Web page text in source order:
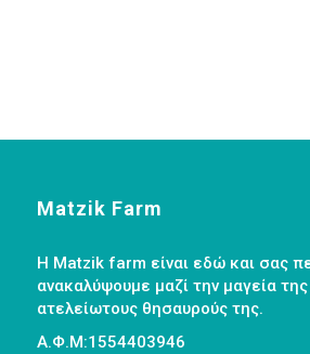
Matzik Farm
Η Matzik farm είναι εδώ και σας
ανακαλύψουμε μαζί την μαγεία
ατελείωτους θησαυρούς της.
Α.Φ.Μ:1554403946